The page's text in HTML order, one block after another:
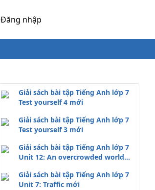
Đăng nhập
Giải sách bài tập Tiếng Anh lớp 7
Test yourself 4 mới
Giải sách bài tập Tiếng Anh lớp 7
Test yourself 3 mới
Giải sách bài tập Tiếng Anh lớp 7
Unit 12: An overcrowded world
Giải sách bài tập Tiếng Anh lớp 7
Unit 7: Traffic mới